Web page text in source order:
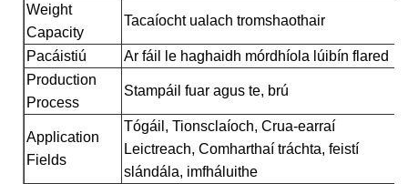
Weight
Capacity
Tacaíocht ualach tromshaothair
Pacáistiú
Ar fáil le haghaidh mórdhíola lúibín flared
Production
Process
Stampáil fuar agus te, brú
Application
Fields
Tógáil, Tionsclaíoch, Crua-earraí
Leictreach, Comharthaí tráchta, feistí
slándála, imfháluithe